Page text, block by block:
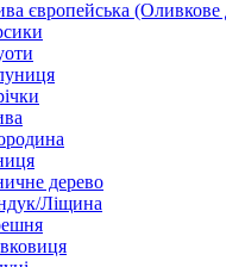
європейська (Оливкове
дерево
Ліщина